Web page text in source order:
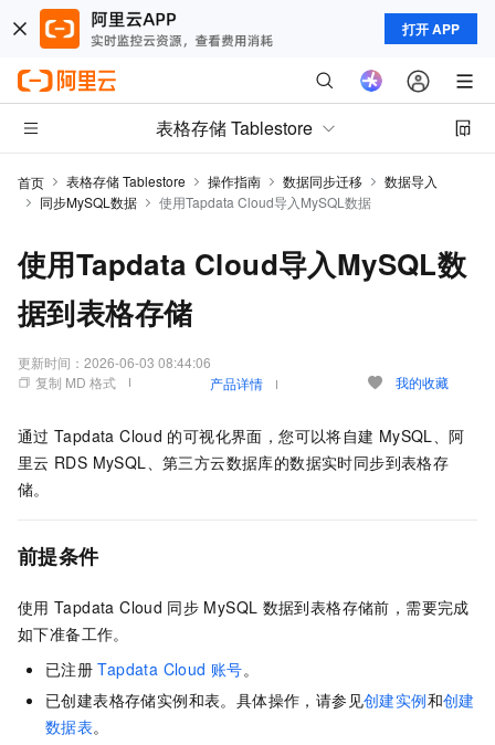
打开 APP
表格存储 Tablestore
首页 表格存储 Tablestore 操作指南 数据同步迁移
数据导入
同步MySQL数据
使用Tapdata Cloud导入MySQL数据
使用Tapdata Cloud导入MySQL数
据到表格存储
更新时间： 2026-06-03 08:44:06
复制 MD 格式
产品详情 我的收藏
通过 Tapdata Cloud 的可视化界面，您可以将自建 MySQL、阿
里云 RDS MySQL、第三方云数据库的数据实时同步到表格存
储。
前提条件
使用 Tapdata Cloud 同步 MySQL 数据到表格存储前，需要完成
如下准备工作。
已注册 Tapdata Cloud 账号。
已创建表格存储实例和表。具体操作，请参见创建实例和创建
数据表。